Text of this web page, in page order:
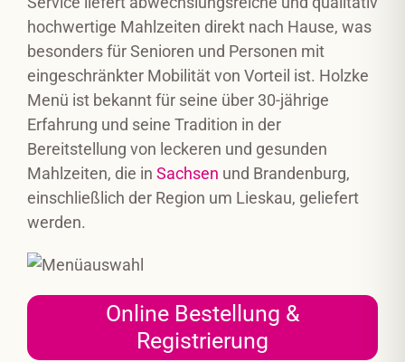
hochwertige Mahlzeiten direkt nach Hause, was
besonders für Senioren und Personen mit
eingeschränkter Mobilität von Vorteil ist. Holzke
Menü ist bekannt für seine über 30-jährige
Erfahrung und seine Tradition in der
Bereitstellung von leckeren und gesunden
Mahlzeiten, die in Sachsen und Brandenburg,
einschließlich der Region um Lieskau, geliefert
werden.
Online Bestellung &
Registrierung